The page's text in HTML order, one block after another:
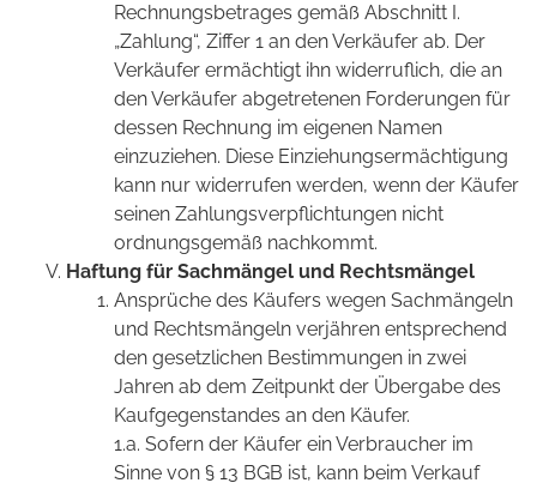
Rechnungsbetrages gemäß Abschnitt I.
„Zahlung“, Ziffer 1 an den Verkäufer ab. Der
Verkäufer ermächtigt ihn widerruflich, die an
den Verkäufer abgetretenen Forderungen für
dessen Rechnung im eigenen Namen
einzuziehen. Diese Einziehungsermächtigung
kann nur widerrufen werden, wenn der Käufer
seinen Zahlungsverpflichtungen nicht
ordnungsgemäß nachkommt.
Haftung für Sachmängel und Rechtsmängel
Ansprüche des Käufers wegen Sachmängeln
und Rechtsmängeln verjähren entsprechend
den gesetzlichen Bestimmungen in zwei
Jahren ab dem Zeitpunkt der Übergabe des
Kaufgegenstandes an den Käufer.
1.a. Sofern der Käufer ein Verbraucher im
Sinne von § 13 BGB ist, kann beim Verkauf